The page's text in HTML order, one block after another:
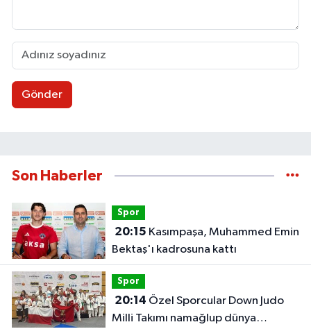
Gönder
Son Haberler
Spor
20:15
Bektaş'ı kadrosuna kattı
Spor
20:14
Milli Takımı namağlup dünya